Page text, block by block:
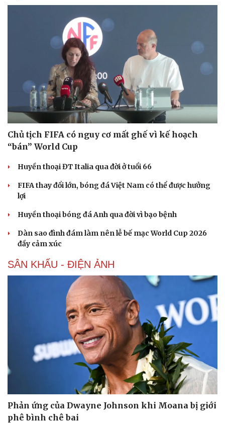
Sân khấu - Điện ảnh
Văn học
Âm nhạc
Giải trí
Nghệ sĩ
Thời trang
Sao Việt
Chủ tịch FIFA có nguy cơ mất ghế vì kế hoạch
“bán” World Cup
Huyền thoại ĐT Italia qua đời ở tuổi 66
FIFA thay đổi lớn, bóng đá Việt Nam có thể được hưởng
lợi
Huyền thoại bóng đá Anh qua đời vì bạo bệnh
Dàn sao đình đám làm nên lễ bế mạc World Cup 2026
đầy cảm xúc
SÂN KHẤU - ĐIỆN ẢNH
Phản ứng của Dwayne Johnson khi Moana bị giới
phê bình chê bai